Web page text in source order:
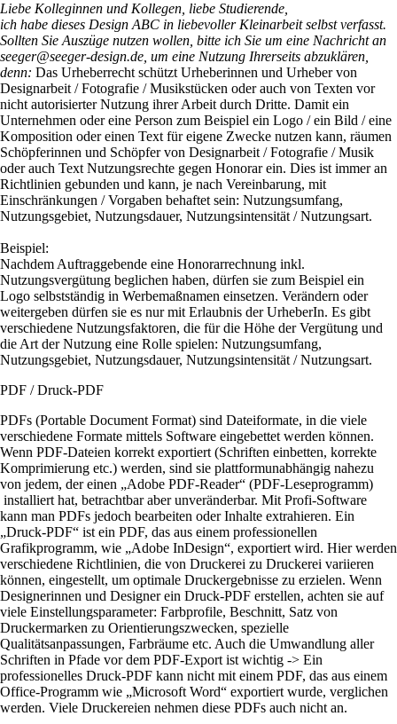
Liebe Kolleginnen und Kollegen, liebe Studierende,
ich habe dieses Design ABC in liebevoller Kleinarbeit selbst verfasst.
Sollten Sie Auszüge nutzen wollen, bitte ich Sie um eine Nachricht an
seeger@seeger-design.de, um eine Nutzung Ihrerseits abzuklären,
denn: Das Urheberrecht schützt Urheberinnen und Urheber von
Designarbeit / Fotografie / Musikstücken oder auch von Texten vor
nicht autorisierter Nutzung ihrer Arbeit durch Dritte. Damit ein
Unternehmen oder eine Person zum Beispiel ein Logo / ein Bild / eine
Komposition oder einen Text für eigene Zwecke nutzen kann, räumen
Schöpferinnen und Schöpfer von Designarbeit / Fotografie / Musik
oder auch Text Nutzungsrechte gegen Honorar ein. Dies ist immer an
Richtlinien gebunden und kann, je nach Vereinbarung, mit
Einschränkungen / Vorgaben behaftet sein: Nutzungsumfang,
Nutzungsgebiet, Nutzungsdauer, Nutzungsintensität / Nutzungsart.
Beispiel:
Nachdem Auftraggebende eine Honorarrechnung inkl.
Nutzungsvergütung beglichen haben, dürfen sie zum Beispiel ein
Logo selbstständig in Werbemaßnamen einsetzen. Verändern oder
weitergeben dürfen sie es nur mit Erlaubnis der UrheberIn. Es gibt
verschiedene Nutzungsfaktoren, die für die Höhe der Vergütung und
die Art der Nutzung eine Rolle spielen: Nutzungsumfang,
Nutzungsgebiet, Nutzungsdauer, Nutzungsintensität / Nutzungsart.
PDF / Druck-PDF
PDFs (Portable Document Format) sind Dateiformate, in die viele
verschiedene Formate mittels Software eingebettet werden können.
Wenn PDF-Dateien korrekt exportiert (Schriften einbetten, korrekte
Komprimierung etc.) werden, sind sie plattformunabhängig nahezu
von jedem, der einen „Adobe PDF-Reader“ (PDF-Leseprogramm)
installiert hat, betrachtbar aber unveränderbar. Mit Profi-Software
kann man PDFs jedoch bearbeiten oder Inhalte extrahieren. Ein
„Druck-PDF“ ist ein PDF, das aus einem professionellen
Grafikprogramm, wie „Adobe InDesign“, exportiert wird. Hier werden
verschiedene Richtlinien, die von Druckerei zu Druckerei variieren
können, eingestellt, um optimale Druckergebnisse zu erzielen. Wenn
Designerinnen und Designer ein Druck-PDF erstellen, achten sie auf
viele Einstellungsparameter: Farbprofile, Beschnitt, Satz von
Druckermarken zu Orientierungszwecken, spezielle
Qualitätsanpassungen, Farbräume etc. Auch die Umwandlung aller
Schriften in Pfade vor dem PDF-Export ist wichtig -> Ein
professionelles Druck-PDF kann nicht mit einem PDF, das aus einem
Office-Programm wie „Microsoft Word“ exportiert wurde, verglichen
werden. Viele Druckereien nehmen diese PDFs auch nicht an.